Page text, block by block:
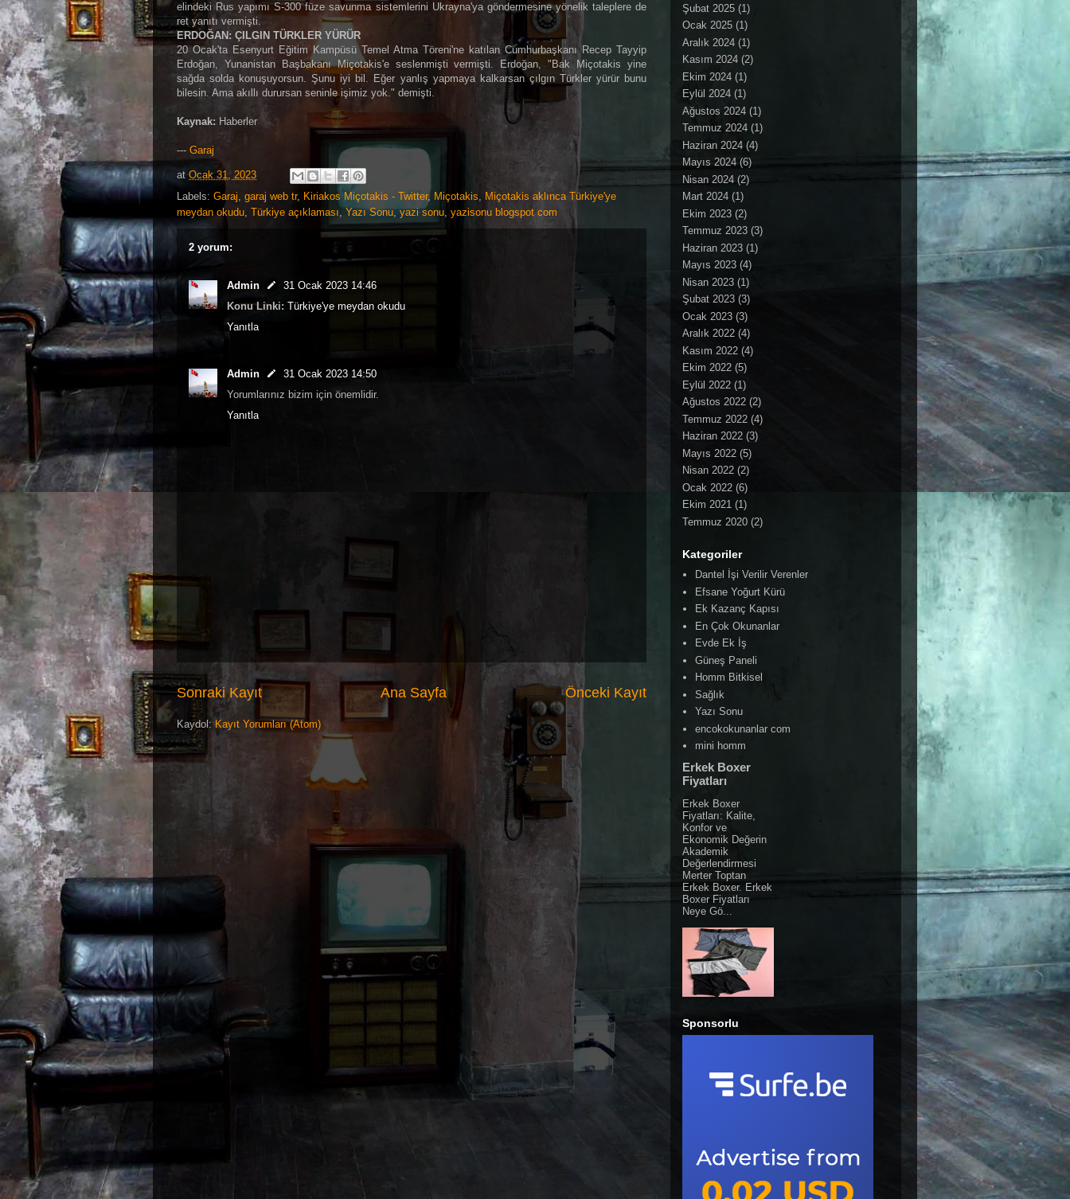
elindeki Rus yapımı S-300 füze savunma sistemlerini Ukrayna'ya göndermesine yönelik taleplere de
ret yanıtı vermişti.
ERDOĞAN: ÇILGIN TÜRKLER YÜRÜR
20 Ocak'ta Esenyurt Eğitim Kampüsü Temel Atma Töreni'ne katılan Cumhurbaşkanı Recep Tayyip
Erdoğan, Yunanistan Başbakanı Miçotakis'e seslenmişti vermişti. Erdoğan, "Bak Miçotakis yine
sağda solda konuşuyorsun. Şunu iyi bil. Eğer yanlış yapmaya kalkarsan çılgın Türkler yürür bunu
bilesin. Ama akıllı durursan seninle işimiz yok." demişti.
Kaynak: Haberler
--- Garaj
at Ocak 31, 2023
Labels: Garaj, garaj web tr, Kiriakos Miçotakis - Twitter, Miçotakis, Miçotakis aklınca Türkiye'ye
meydan okudu, Türkiye açıklaması, Yazı Sonu,yazi sonu, yazisonu blogspot com
2 yorum:
Admin
31 Ocak 2023 14:46
Konu Linki: Türkiye'ye meydan okudu
Yanıtla
Admin
31 Ocak 2023 14:50
Yorumlarınız bizim için önemlidir.
Yanıtla
Sonraki Kayıt Önceki Kayıt
Ana Sayfa
Kaydol: Kayıt Yorumları (Atom)
Şubat 2025 (1)
Ocak 2025 (1)
Aralık 2024 (1)
Kasım 2024 (2)
Ekim 2024 (1)
Eylül 2024 (1)
Ağustos 2024 (1)
Temmuz 2024 (1)
Haziran 2024 (4)
Mayıs 2024 (6)
Nisan 2024 (2)
Mart 2024 (1)
Ekim 2023 (2)
Temmuz 2023 (3)
Haziran 2023 (1)
Mayıs 2023 (4)
Nisan 2023 (1)
Şubat 2023 (3)
Ocak 2023 (3)
Aralık 2022 (4)
Kasım 2022 (4)
Ekim 2022 (5)
Eylül 2022 (1)
Ağustos 2022 (2)
Temmuz 2022 (4)
Haziran 2022 (3)
Mayıs 2022 (5)
Nisan 2022 (2)
Ocak 2022 (6)
Ekim 2021 (1)
Temmuz 2020 (2)
Kategoriler
Dantel İşi Verilir Verenler
Efsane Yoğurt Kürü
Ek Kazanç Kapısı
En Çok Okunanlar
Evde Ek İş
Güneş Paneli
Homm Bitkisel
Sağlık
Yazı Sonu
encokokunanlar com
mini homm
Erkek Boxer
Fiyatları
Erkek Boxer
Fiyatları: Kalite,
Konfor ve
Ekonomik Değerin
Akademik
Değerlendirmesi
Merter Toptan
Erkek Boxer. Erkek
Boxer Fiyatları
Neye Gö...
Sponsorlu